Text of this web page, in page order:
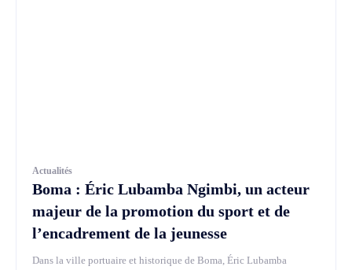
Actualités
Boma : Éric Lubamba Ngimbi, un acteur
majeur de la promotion du sport et de
l’encadrement de la jeunesse
Dans la ville portuaire et historique de Boma, Éric Lubamba